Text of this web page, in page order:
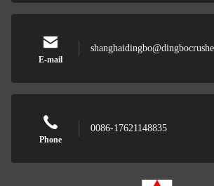
E-mail
Phone
0086-17621148835